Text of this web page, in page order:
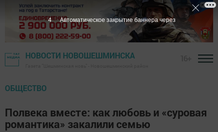
НОВОСТИ НОВОШЕШМИНСКА
ОБЩЕСТВО
Полвека вместе: как любовь и «суровая
романтика» закалили семью
2 Автоматическое закрытие баннера через